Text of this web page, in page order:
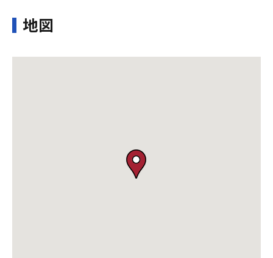
地図